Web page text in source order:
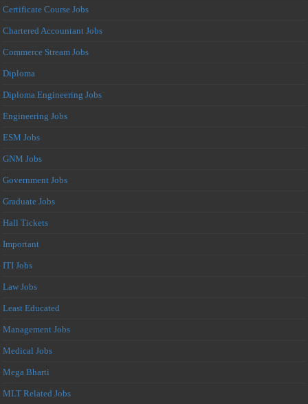
Certificate Course Jobs
Chartered Accountant Jobs
Commerce Stream Jobs
Diploma
Diploma Engineering Jobs
Engineering Jobs
ESM Jobs
GNM Jobs
Government Jobs
Graduate Jobs
Hall Tickets
Important
ITI Jobs
Law Jobs
Least Educated
Management Jobs
Medical Jobs
Mega Bharti
MLT Related Jobs